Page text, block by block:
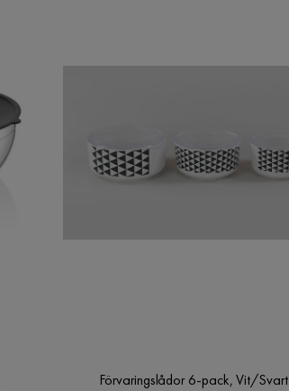
Förvaringslådor 6-pack, Vit/Svart